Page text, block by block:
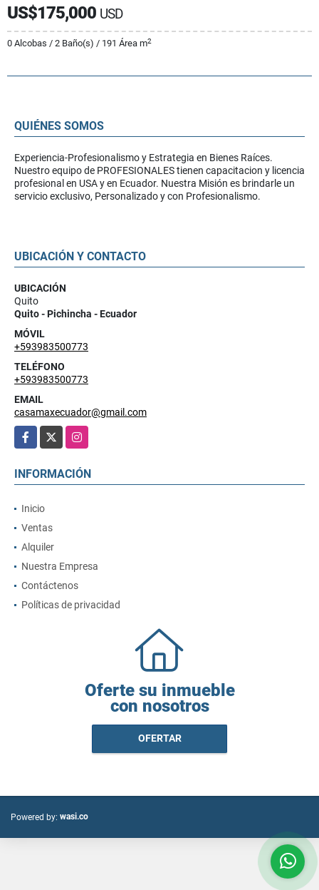
US$175,000 USD
0 Alcobas / 2 Baño(s) / 191 Área m2
QUIÉNES SOMOS
Experiencia-Profesionalismo y Estrategia en Bienes Raíces.
Nuestro equipo de PROFESIONALES tienen capacitacion y licencia
profesional en USA y en Ecuador. Nuestra Misión es brindarle un
servicio exclusivo, Personalizado y con Profesionalismo.
UBICACIÓN Y CONTACTO
UBICACIÓN
Quito
Quito - Pichincha - Ecuador
MÓVIL
+593983500773
TELÉFONO
+593983500773
EMAIL
casamaxecuador@gmail.com
Facebook
Instagram
INFORMACIÓN
Inicio
Ventas
Alquiler
Nuestra Empresa
Contáctenos
Políticas de privacidad
Oferte su inmueble
con nosotros
OFERTAR
Powered by: wasi.co